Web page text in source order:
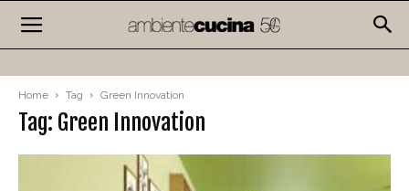
Home Tag Green Innovation
Tag: Green Innovation